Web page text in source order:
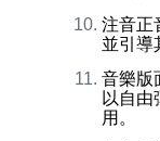
注音正
並引導
音樂版
以自由
用。